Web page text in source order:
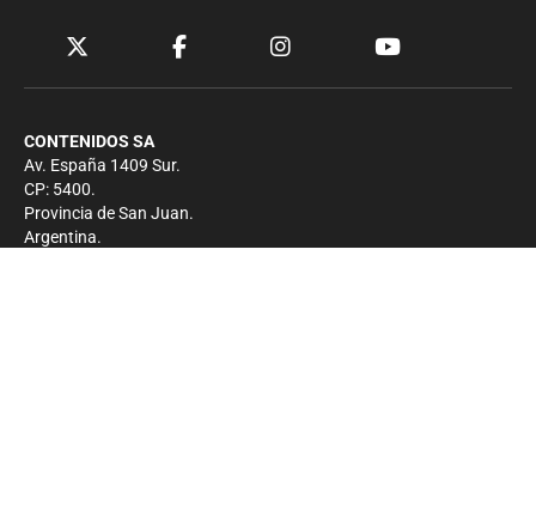
CONTENIDOS SA
Av. España 1409 Sur.
CP: 5400.
Provincia de San Juan.
Argentina.